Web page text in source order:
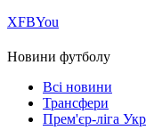
ХFBYou
Новини футболу
Всі новини
Трансфери
Прем'єр-ліга